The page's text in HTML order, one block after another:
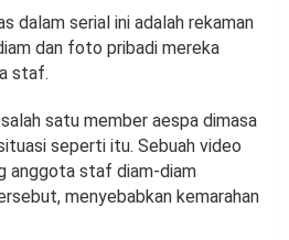
dalam serial ini adalah rekaman
dan foto pribadi mereka
staf.
satu member aespa dimasa
seperti itu. Sebuah video
anggota staf diam-diam
menyebabkan kemarahan